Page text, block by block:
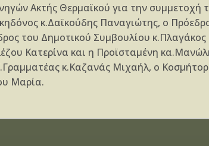
Ακτής Θερμαϊκού για την συμμετοχή
κ.Δαϊκούδης Παναγιώτης, ο
του Δημοτικού Συμβουλίου
Κατερίνα και η Προϊσταμένη
κ.Καζανάς Μιχαήλ, ο
Μαρία.